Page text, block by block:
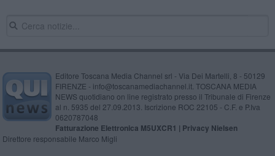
Editore Toscana Media Channel srl - Via Dei Martelli, 8 - 50129
FIRENZE - info@toscanamediachannel.it. TOSCANA MEDIA
NEWS quotidiano on line registrato presso il Tribunale di Firenze
al n. 5935 del 27.09.2013. Iscrizione ROC 22105 - C.F. e P.Iva
0620787048
Fatturazione Elettronica M5UXCR1 | Privacy Nielsen
Direttore responsabile Marco Migli